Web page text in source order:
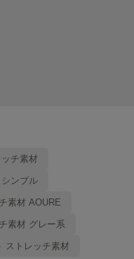
チ素材
ンプル
素材 AOURE
素材 グレー系
ストレッチ素材